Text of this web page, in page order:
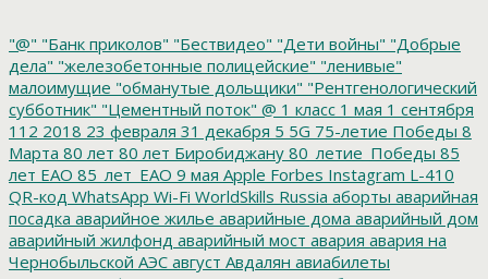
"@" "Банк приколов" "Бествидео" "Дети войны" "Добрые
дела" "железобетонные полицейские" "ленивые"
малоимущие "обманутые дольщики" "Рентгенологический
субботник" "Цементный поток" @ 1 класс 1 мая 1 сентября
112 2018 23 февраля 31 декабря 5 5G 75-летие Победы 8
Марта 80 лет 80 лет Биробиджану 80_летие_Победы 85
лет ЕАО 85_лет_ЕАО 9 мая Apple Forbes Instagram L-410
QR-код WhatsApp Wi-Fi WorldSkills Russia аборты аварийная
посадка аварийное жилье аварийные дома аварийный дом
аварийный жилфонд аварийный мост авария авария на
Чернобыльской АЭС август Авдалян авиабилеты